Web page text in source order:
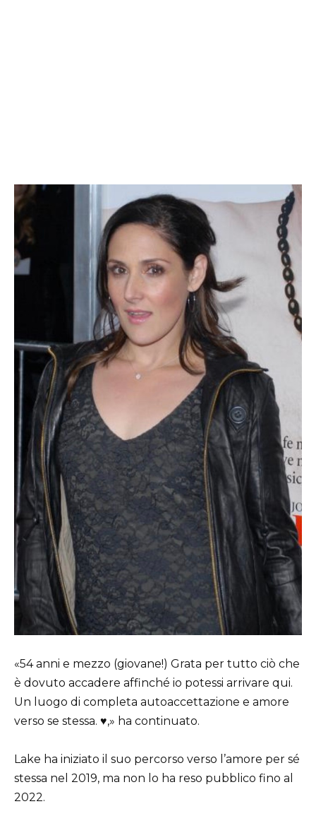
«54 anni e mezzo (giovane!) Grata per tutto ciò che
è dovuto accadere affinché io potessi arrivare qui.
Un luogo di completa autoaccettazione e amore
verso se stessa. ♥️,» ha continuato.
Lake ha iniziato il suo percorso verso l’amore per sé
stessa nel 2019, ma non lo ha reso pubblico fino al
2022.